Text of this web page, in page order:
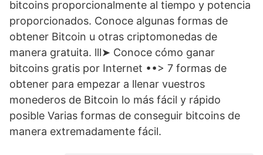
bitcoins proporcionalmente al tiempo y potencia
proporcionados. Conoce algunas formas de
obtener Bitcoin u otras criptomonedas de
manera gratuita. lll➤ Conoce cómo ganar
bitcoins gratis por Internet ••> 7 formas de
obtener para empezar a llenar vuestros
monederos de Bitcoin lo más fácil y rápido
posible Varias formas de conseguir bitcoins de
manera extremadamente fácil.